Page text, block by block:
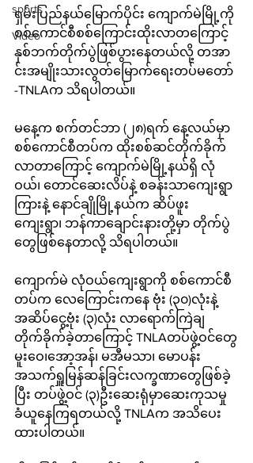
sports
Video
ရှမ်းပြည်နယ်မြောက်ပိုင်း ကျောက်မဲမြို့ကို
စစ်ကောင်စီစစ်ကြောင်းထိုးလာတကြောင့်
နှစ်ဘက်တိုက်ပွဲဖြစ်ပွားနေတယ်လို့ တအာ
င်းအမျိုးသားလွတ်မြောက်ရေးတပ်မတော်
-TNLAက သိရပါတယ်။
မနေ့က စက်တင်ဘာ (၂၈)ရက် နေ့လယ်မှာ
စစ်ကောင်စီတပ်က ထိုးစစ်ဆင်တိုက်ခိုက်
လာတာကြောင့် ကျောက်မဲမြို့နယ်ရှိ လုံ
ဝယ်၊ တောင်ဆေးလိပ်နဲ့ စခန်းသာကျေးရွာ
ကြားနဲ့ နောင်ချိုမြို့နယ်က ဆိပ်ဖူး
ကျေးရွာ၊ ဘန်ကာချောင်းနားတို့မှာ တိုက်ပွဲ
တွေဖြစ်နေတာလို့ သိရပါတယ်။
ကျောက်မဲ လုံဝယ်ကျေးရွာကို စစ်ကောင်စီ
တပ်က လေကြောင်းကနေ ဗုံး (၃၀)လုံးနဲ့
အဆိပ်ငွေ့ဗုံး (၃)လုံး လာရောက်ကြဲချ
တိုက်ခိုက်ခဲ့တာကြောင့် TNLAတပ်ဖွဲ့ဝင်တွေ
မူးဝေ၊အော့အန်၊ မအီမသာ၊ မောပန်း
အသက်ရှူမြန်ဆန်ခြင်းလက္ခဏာတွေဖြစ်ခဲ့
ပြီး တပ်ဖွဲ့ဝင် (၃)ဦးဆေးရုံမှာဆေးကုသမှု
ခံယူနေကြရတယ်လို့ TNLAက အသိပေး
ထားပါတယ်။